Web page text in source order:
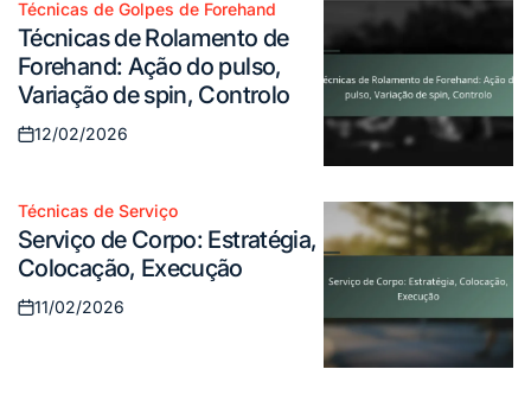
Posted
in
Técnicas de Golpes de Forehand
Técnicas de Rolamento de
Forehand: Ação do pulso,
Variação de spin, Controlo
Posted
12/02/2026
Posted
in
Técnicas de Serviço
Serviço de Corpo: Estratégia,
Colocação, Execução
Posted
11/02/2026